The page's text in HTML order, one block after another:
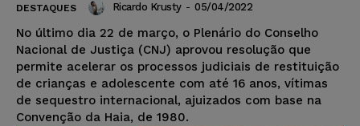
DESTAQUES Ricardo Krusty - 05/04/2022
No último dia 22 de março, o Plenário do Conselho
Nacional de Justiça (CNJ) aprovou resolução que
permite acelerar os processos judiciais de restituição
de crianças e adolescente com até 16 anos, vítimas
de sequestro internacional, ajuizados com base na
Convenção da Haia, de 1980.